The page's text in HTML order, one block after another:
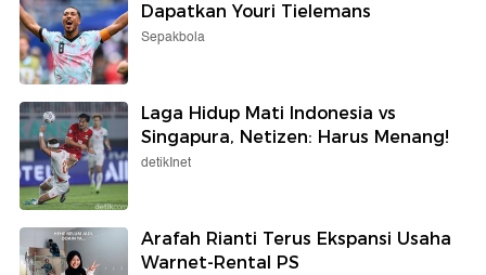
Dapatkan Youri Tielemans
Sepakbola
Laga Hidup Mati Indonesia vs
Singapura, Netizen: Harus Menang!
detikInet
Arafah Rianti Terus Ekspansi Usaha
Warnet-Rental PS